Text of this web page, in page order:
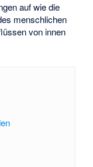
auf wie die
menschlichen
von innen